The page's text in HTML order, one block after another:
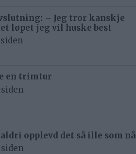
– Jeg tror kanskje
løpet jeg vil huske best
en trimtur
aldri opplevd det så ille som nå